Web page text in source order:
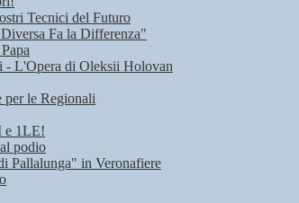
Tecnici del Futuro
Fa la Differenza"
L'Opera di Oleksii Holovan
per le Regionali
e 1LE!
podio
Pallalunga" in Veronafiere